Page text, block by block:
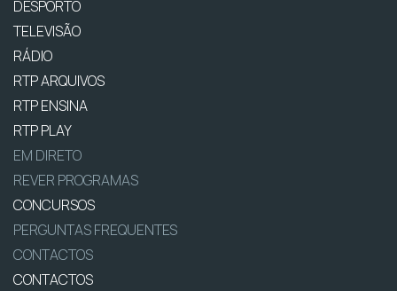
DESPORTO
TELEVISÃO
RÁDIO
RTP ARQUIVOS
RTP ENSINA
RTP PLAY
EM DIRETO
REVER PROGRAMAS
CONCURSOS
PERGUNTAS FREQUENTES
CONTACTOS
CONTACTOS